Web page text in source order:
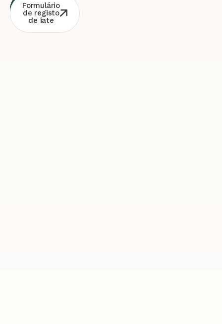
Consulta
gratuita
Contacto
Whatsapp
Formulário
de registo
de iate